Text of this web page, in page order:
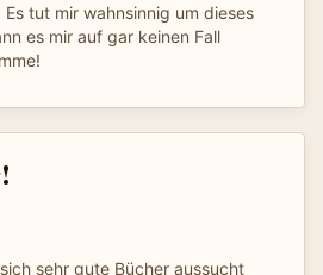
tut mir wahnsinnig um dieses
es mir auf gar keinen Fall
sehr gute Bücher aussucht